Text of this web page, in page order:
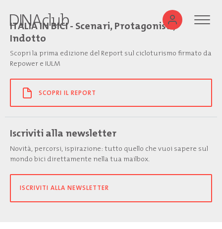
ITALIA IN BICI - Scenari, Protagonisti,
Indotto
Scopri la prima edizione del Report sul cicloturismo firmato da
Repower e IULM
SCOPRI IL REPORT
Iscriviti alla newsletter
Novità, percorsi, ispirazione: tutto quello che vuoi sapere sul
mondo bici direttamente nella tua mailbox.
ISCRIVITI ALLA NEWSLETTER